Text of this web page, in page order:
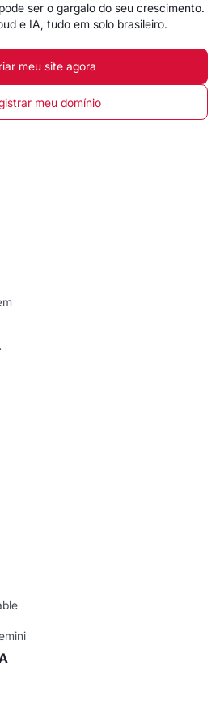
ser o gargalo do seu crescimento.
e IA, tudo em solo brasileiro.
meu site agora
meu domínio